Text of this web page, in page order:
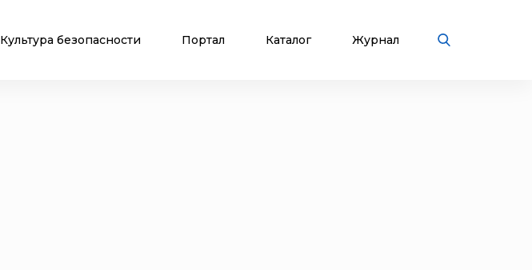
Культура безопасности Портал Каталог Журнал